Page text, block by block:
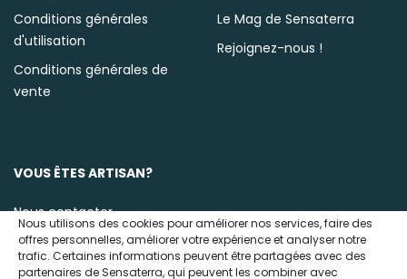
Conditions générales
d'utilisation
Conditions générales de
vente
Le Mag de Sensaterra
Rejoignez-nous !
VOUS ÊTES ARTISAN?
Nous contacter
Nous utilisons des cookies pour améliorer nos services, faire des
offres personnelles, améliorer votre expérience et analyser notre
trafic. Certaines informations peuvent être partagées avec des
partenaires de Sensaterra, qui peuvent les combiner avec